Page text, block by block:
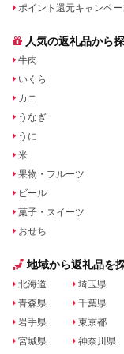
ポイント還元キャンペー
人気の返礼品から
牛肉
いくら
カニ
うなぎ
うに
米
果物・フルーツ
ビール
菓子・スイーツ
おせち
地域から返礼品を
北海道
青森県
岩手県
宮城県
埼玉県
千葉県
東京都
神奈川県